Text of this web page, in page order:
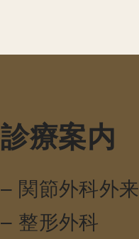
診療案内
– 関節外科外来
– 整形外科